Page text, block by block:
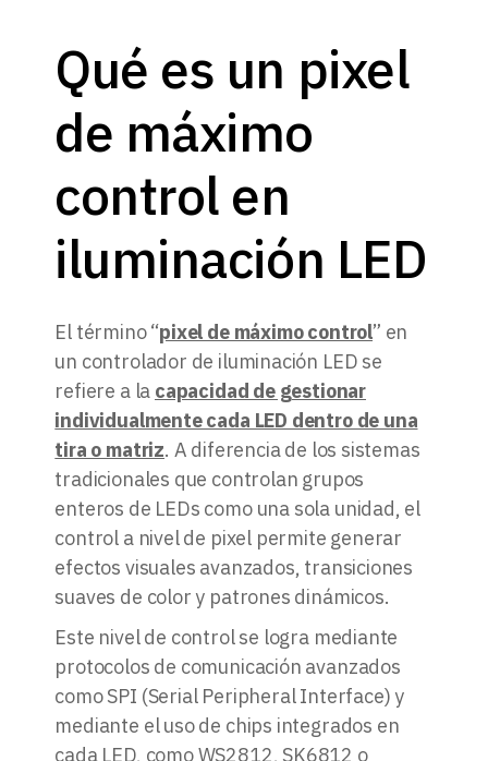
Qué es un pixel
de máximo
control en
iluminación LED
El término “pixel de máximo control” en
un controlador de iluminación LED se
refiere a la capacidad de gestionar
individualmente cada LED dentro de una
tira o matriz. A diferencia de los sistemas
tradicionales que controlan grupos
enteros de LEDs como una sola unidad, el
control a nivel de pixel permite generar
efectos visuales avanzados, transiciones
suaves de color y patrones dinámicos.
Este nivel de control se logra mediante
protocolos de comunicación avanzados
como SPI (Serial Peripheral Interface) y
mediante el uso de chips integrados en
cada LED, como WS2812, SK6812 o